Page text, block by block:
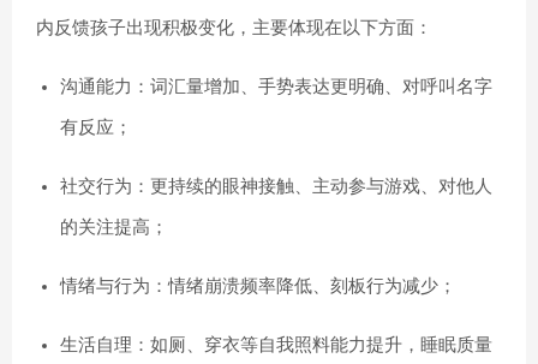
内反馈孩子出现积极变化，主要体现在以下方面：
沟通能力：词汇量增加、手势表达更明确、对呼叫名字
有反应；
社交行为：更持续的眼神接触、主动参与游戏、对他人
的关注提高；
情绪与行为：情绪崩溃频率降低、刻板行为减少；
生活自理：如厕、穿衣等自我照料能力提升，睡眠质量